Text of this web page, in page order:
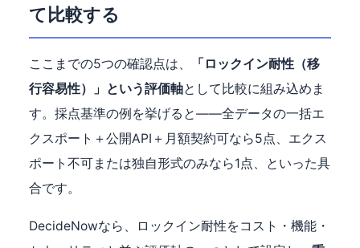
て比較する
ここまでの5つの確認点は、
「ロックイン耐性（移
行容易性）」という評価軸として比較に組み込めま
す。採点基準の例を挙げると——全データの一括エ
クスポート＋公開API＋月額契約可なら5点、エクス
ポート不可または独自形式のみなら1点、といった具
合です。
DecideNowなら、ロックイン耐性をコスト・機能・